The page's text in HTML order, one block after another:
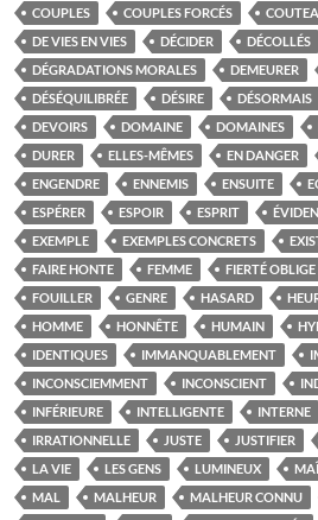
COUPLES COUPLES FORCÉS
DE VIES EN VIES
DÉCIDER DÉCOLLÉS
DÉGRADATIONS MORALES
DEMEURER
DÉSÉQUILIBRÉE
DÉSIRE DÉSORMAIS
DEVOIRS
DOMAINE DOMAINES
DURER
ELLES-MÊMES EN DANGER
ENGENDRE
ENNEMIS ENSUITE
ESPÉRER
ESPOIR ESPRIT
EXEMPLE
EXEMPLES CONCRETS
FAIRE HONTE
FEMME FIERTÉ OBLIGE
FOUILLER
GENRE HASARD
HOMME
HONNÊTE HUMAIN
IDENTIQUES
IMMANQUABLEMENT
INCONSCIEMMENT
INCONSCIENT
INFÉRIEURE
INTELLIGENTE INTERNE
IRRATIONNELLE
JUSTE JUSTIFIER
LA VIE
LES GENS LUMINEUX
MAL
MALHEUR MALHEUR CONNU